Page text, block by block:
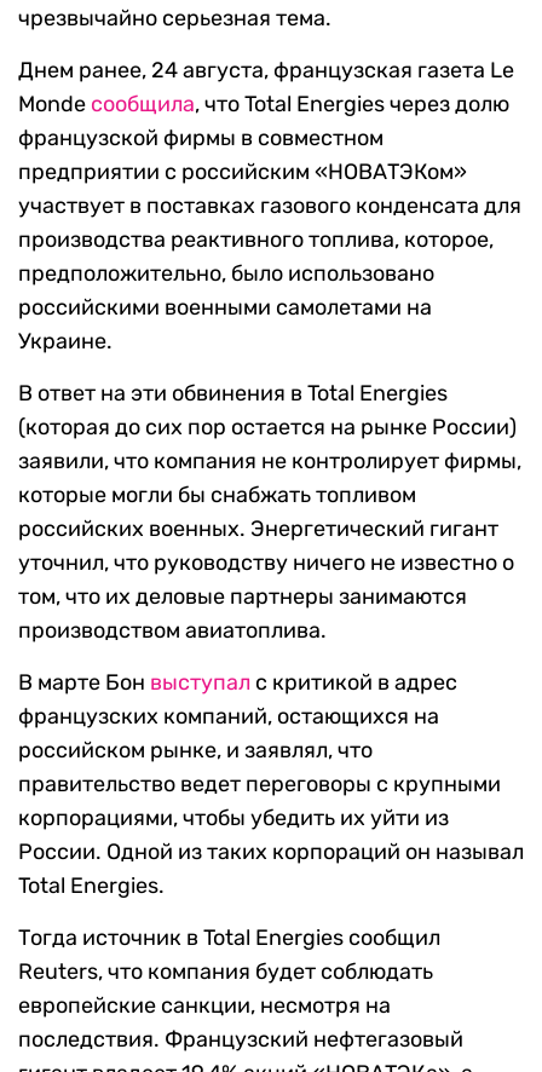
чрезвычайно серьезная тема.
Днем ранее, 24 августа, французская газета Le
Monde сообщила, что Total Energies через долю
французской фирмы в совместном
предприятии с российским «НОВАТЭКом»
участвует в поставках газового конденсата для
производства реактивного топлива, которое,
предположительно, было использовано
российскими военными самолетами на
Украине.
В ответ на эти обвинения в Total Energies
(которая до сих пор остается на рынке России)
заявили, что компания не контролирует фирмы,
которые могли бы снабжать топливом
российских военных. Энергетический гигант
уточнил, что руководству ничего не известно о
том, что их деловые партнеры занимаются
производством авиатоплива.
В марте Бон выступал с критикой в адрес
французских компаний, остающихся на
российском рынке, и заявлял, что
правительство ведет переговоры с крупными
корпорациями, чтобы убедить их уйти из
России. Одной из таких корпораций он называл
Total Energies.
Тогда источник в Total Energies сообщил
Reuters, что компания будет соблюдать
европейские санкции, несмотря на
последствия. Французский нефтегазовый